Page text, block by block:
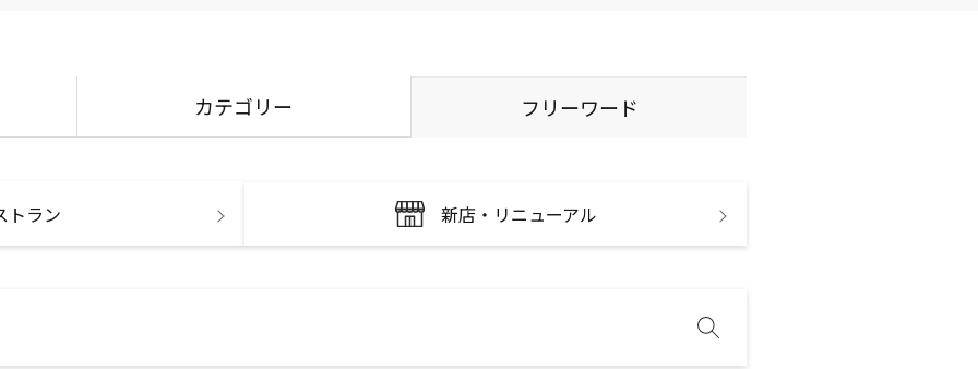
カテゴリー フリーワード
トラン 新店・リニューアル